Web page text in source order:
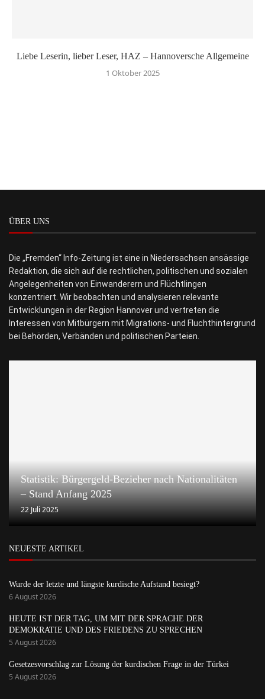
Liebe Leserin, lieber Leser, HAZ – Hannoversche Allgemeine
1 Oktober 2025
ÜBER UNS
Die „Fremden“ Info-Zeitung ist eine in Niedersachsen ansässige
Redaktion, die sich auf die rechtlichen, politischen und sozialen
Angelegenheiten von Einwanderern und Flüchtlingen
konzentriert. Wir beobachten und analysieren relevante
Entwicklungen in der Region Hannover und vertreten die
Interessen von Mitbürgern mit Migrations- und Fluchthintergrund
bei Behörden, Verbänden und politischen Parteien.
Statistik: Bürgergeld-Bezieher nach Nationalitäten
– Stand Anfang 2025
22 Juli 2025
NEUESTE ARTIKEL
Wurde der letzte und längste kurdische Aufstand besiegt?
6 August 2026
HEUTE IST DER TAG, UM MIT DER SPRACHE DER
DEMOKRATIE UND DES FRIEDENS ZU SPRECHEN
5 August 2026
Gesetzesvorschlag zur Lösung der kurdischen Frage in der Türkei
5 August 2026